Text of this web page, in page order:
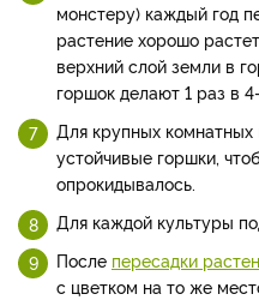
монстеру) каждый год
растение хорошо
верхний слой земли в
горшок делают 1 раз в
Для крупных
устойчивые горшки,
опрокидывалось.
Для каждой культуры
После пересадки
с цветком на то же